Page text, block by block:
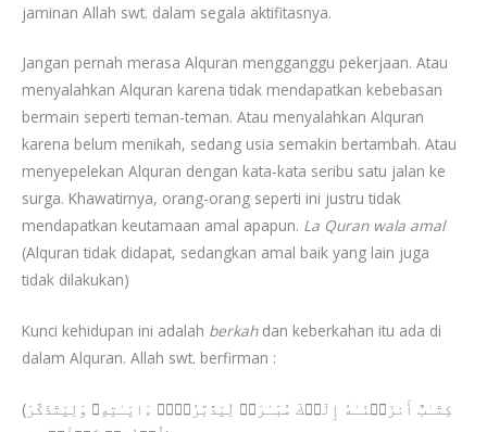
jaminan Allah swt. dalam segala aktifitasnya.
Jangan pernah merasa Alquran mengganggu pekerjaan. Atau
menyalahkan Alquran karena tidak mendapatkan kebebasan
bermain seperti teman-teman. Atau menyalahkan Alquran
karena belum menikah, sedang usia semakin bertambah. Atau
menyepelekan Alquran dengan kata-kata seribu satu jalan ke
surga. Khawatirnya, orang-orang seperti ini justru tidak
mendapatkan keutamaan amal apapun. La Quran wala amal
(Alquran tidak didapat, sedangkan amal baik yang lain juga
tidak dilakukan)
Kunci kehidupan ini adalah berkahdan keberkahan itu ada di
dalam Alquran. Allah swt. berfirman :
(كِتَـٰبٌ أَنزَلۡنَـٰهُ إِلَیۡكَ مُبَـٰرَكࣱ لِّیَدَّبَّرُوۤا۟ ءَایَـٰتِهِۦ وَلِیَتَذَكَّرَ